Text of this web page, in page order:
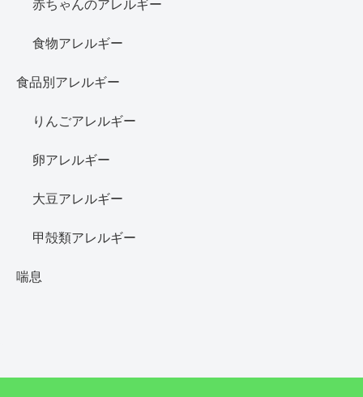
食物アレルギー
食品別アレルギー
りんごアレルギー
卵アレルギー
大豆アレルギー
甲殻類アレルギー
喘息